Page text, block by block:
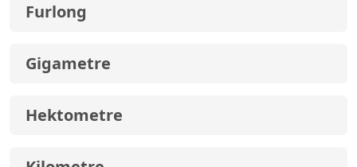
Furlong
Gigametre
Hektometre